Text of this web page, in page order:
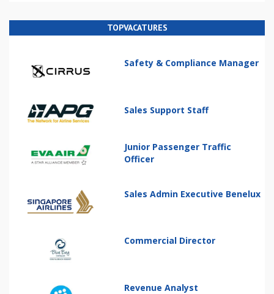
TOPVACATURES
Safety & Compliance Manager
Sales Support Staff
Junior Passenger Traffic
Officer
Sales Admin Executive Benelux
Commercial Director
Revenue Analyst